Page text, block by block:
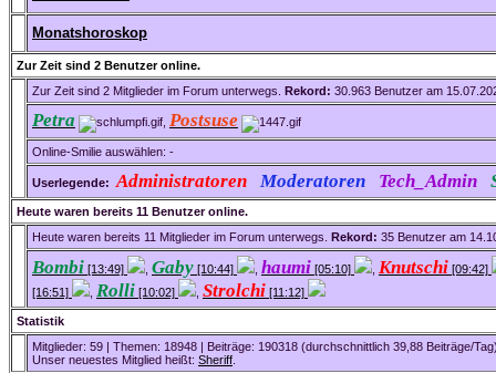
Monatshoroskop
Zur Zeit sind 2 Benutzer online.
Zur Zeit sind 2 Mitglieder im Forum unterwegs. Rekord: 30.963 Benutzer am
Petra Postsuse
Online-Smilie auswählen: -
Userlegende: Administratoren Moderatoren Tech_Admin
Heute waren bereits 11 Benutzer online.
Heute waren bereits 11 Mitglieder im Forum unterwegs. Rekord: 35 Benutzer am
Bombi [13:49] Gaby [10:44] haumi [05:10] Knutschi [09:42]
[16:51]
Rolli [10:02] Strolchi [11:12]
Statistik
Mitglieder: 59 | Themen: 18948 | Beiträge: 190318 (durchschnittlich 39,88 Beiträge/
Unser neuestes Mitglied heißt: Sheriff